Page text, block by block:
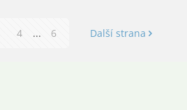
4 ... 6 Další strana